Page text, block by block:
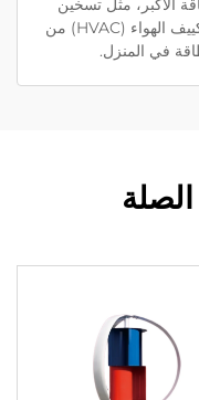
الأكبر، مثل تسخين
المياه، مما يكمل أنظمة تهوية وتدفئة وتكييف الهواء (HVAC) من
في المنزل.